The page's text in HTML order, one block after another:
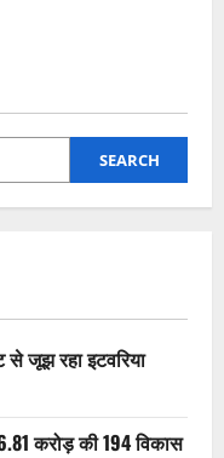
SEARCH
जूझ रहा इटवरिया
करोड़ की 194 विकास